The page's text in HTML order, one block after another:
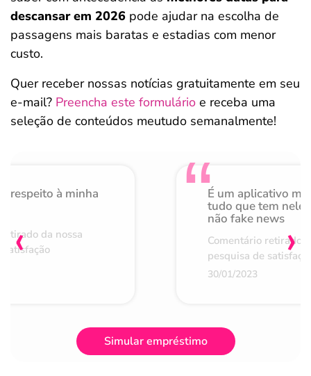
descansar em 2026 pode ajudar na escolha de
passagens mais baratas e estadias com menor
custo.
Quer receber nossas notícias gratuitamente em seu
e-mail? Preencha este formulário e receba uma
seleção de conteúdos meutudo semanalmente!
respeito à minha
da nossa
É um aplicativo
tudo que tem nele
não fake news
Comentário retirado
pesquisa de
30/01/2023
‹ ›
Simular empréstimo